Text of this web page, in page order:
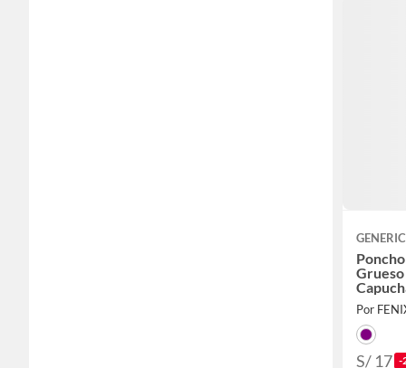
Grueso
Por
S/ 17 -